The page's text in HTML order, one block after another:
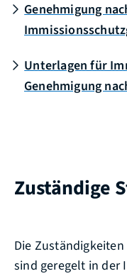
Genehmigung
Unterlagen für
Genehmigung
Zuständige
Die
sind geregelt in der